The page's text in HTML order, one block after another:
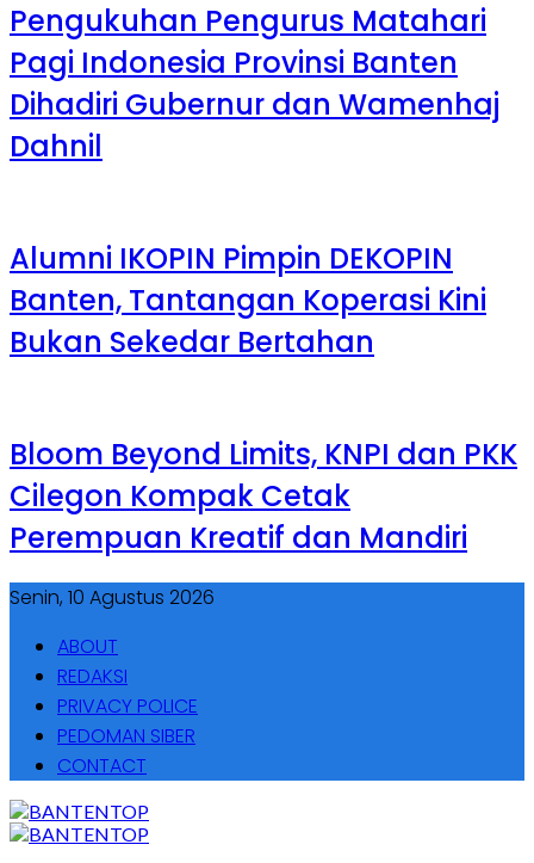
Pengukuhan Pengurus Matahari
Pagi Indonesia Provinsi Banten
Dihadiri Gubernur dan Wamenhaj
Dahnil
Alumni IKOPIN Pimpin DEKOPIN
Banten, Tantangan Koperasi Kini
Bukan Sekedar Bertahan
Bloom Beyond Limits, KNPI dan PKK
Cilegon Kompak Cetak
Perempuan Kreatif dan Mandiri
Senin, 10 Agustus 2026
ABOUT
REDAKSI
PRIVACY POLICE
PEDOMAN SIBER
CONTACT